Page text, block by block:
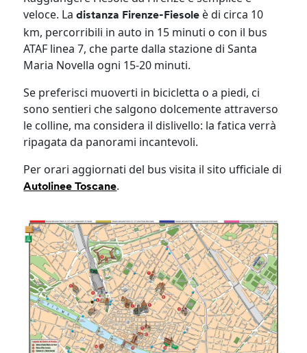
veloce. Ladistanza Firenze-Fiesole è di circa 10
km, percorribili in auto in 15 minuti o con il bus
ATAF linea 7, che parte dalla stazione di Santa
Maria Novella ogni 15-20 minuti.
Se preferisci muoverti in bicicletta o a piedi, ci
sono sentieri che salgono dolcemente attraverso
le colline, ma considera il dislivello: la fatica verrà
ripagata da panorami incantevoli.
Per orari aggiornati del bus visita il sito ufficiale di
Autolinee Toscane.